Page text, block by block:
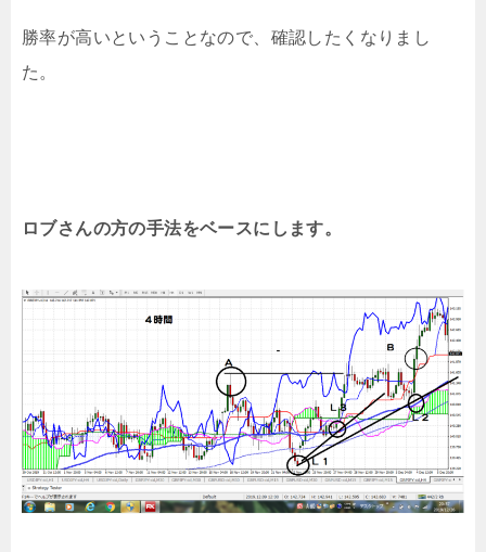
勝率が高いということなので、確認したくなりまし
た。
ロブさんの方の手法をベースにします。